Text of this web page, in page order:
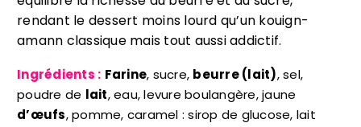
rendant le dessert moins lourd qu’un kouign-
amann classique mais tout aussi addictif.
Ingrédients : Farine, sucre, beurre (lait), sel,
poudre de lait, eau, levure boulangère, jaune
d’œufs, pomme, caramel : sirop de glucose, lait